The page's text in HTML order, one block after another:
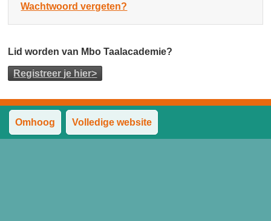
Wachtwoord vergeten?
Lid worden van Mbo Taalacademie?
Registreer je hier>
Omhoog Volledige website